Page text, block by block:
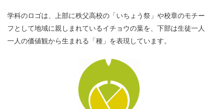
学科のロゴは、上部に秩父高校の「いちょう祭」や校章のモチー
フとして地域に親しまれているイチョウの葉を、下部は生徒一人
一人の価値観から生まれる「種」を表現しています。